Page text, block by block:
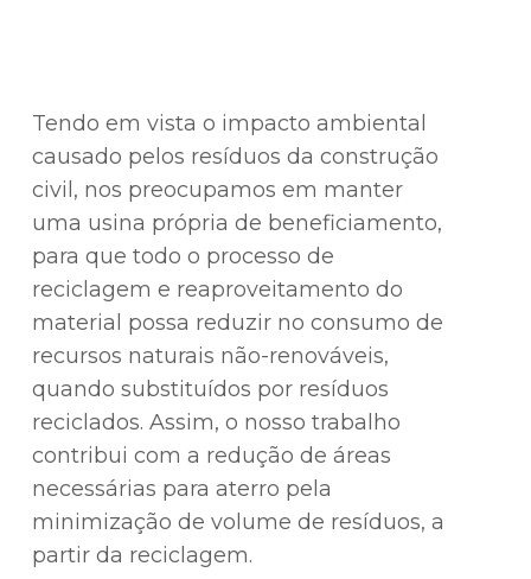
Tendo em vista o impacto ambiental
causado pelos resíduos da construção
civil, nos preocupamos em manter
uma usina própria de beneficiamento,
para que todo o processo de
reciclagem e reaproveitamento do
material possa reduzir no consumo de
recursos naturais não-renováveis,
quando substituídos por resíduos
reciclados. Assim, o nosso trabalho
contribui com a redução de áreas
necessárias para aterro pela
minimização de volume de resíduos, a
partir da reciclagem.